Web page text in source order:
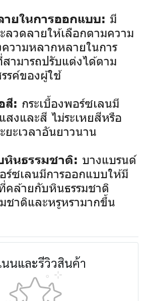
ยในการออกแบบ: มี
วดลายให้เลือกตามความ
ความหลากหลายในการ
ามารถปรับแต่งได้ตาม
รค์ของผู้ใช้
สี: กระเบื้องพอร์ซเลนมี
งและสี ไม่ระเหยสีหรือ
ยะเวลาอันยาวนาน
หินธรรมชาติ: บางแบรนด์
ร์ซเลนมีการออกแบบให้มี
ล้ายกับหินธรรมชาติ
ชาติและหรูหรามากขึ้น
นและรีวิวสินค้า